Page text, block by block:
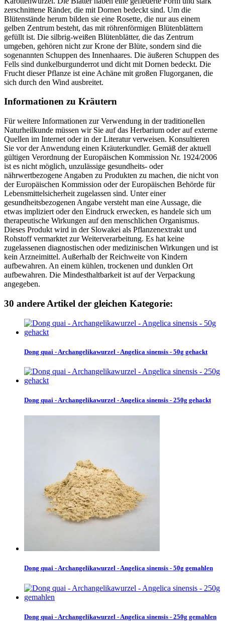
zerschnittene Ränder, die mit Dornen bedeckt sind. Um die
Blütenstände herum bilden sie eine Rosette, die nur aus einem
gelben Zentrum besteht, das mit röhrenförmigen Blütenblättern
gefüllt ist. Die silbrig-weißen Blütenblätter, die das Zentrum
umgeben, gehören nicht zur Krone der Blüte, sondern sind die
sogenannten Schuppen des Innenhaares. Die äußeren Schuppen des
Fells sind dunkelburgunderrot und dicht mit Dornen bedeckt. Die
Frucht dieser Pflanze ist eine Achäne mit großen Flugorganen, die
sich durch den Wind ausbreitet.
Informationen zu Kräutern
Für weitere Informationen zur Verwendung in der traditionellen
Naturheilkunde müssen wir Sie auf das Herbarium oder auf externe
Quellen im Internet oder in der Literatur verweisen. Konsultieren
Sie vor der Anwendung einen Kräuterkundler. Gemäß der aktuell
gültigen Verordnung der Europäischen Kommission Nr. 1924/2006
ist es nicht möglich, unzulässige gesundheits- oder
nährwertbezogene Angaben zu Produkten zu machen, die nicht von
der Europäischen Kommission oder der Europäischen Behörde für
Lebensmittelsicherheit zugelassen sind. Unter einer
gesundheitsbezogenen Angabe versteht man eine Aussage, die
etwas impliziert oder den Eindruck erwecken, es handele sich um
therapeutische Wirkungen auf den menschlichen Organismus.
Dieses Produkt wird in der Slowakei als Pflanzenextrakt und
Rohstoff vermarktet zur Weiterverarbeitung. Es hat keine
zugelassenen diagnostischen oder medizinischen Wirkungen und ist
kein Arzneimittel. Außerhalb der Reichweite von Kindern
aufbewahren. An einem kühlen, trockenen und dunklen Ort
aufbewahren. Die Mindesthaltbarkeit ist auf der Verpackung
angegeben.
30 andere Artikel der gleichen Kategorie:
Dong quai - Archangelikawurzel - Angelica sinensis - 50g gehackt
Dong quai - Archangelikawurzel - Angelica sinensis - 250g gehackt
Dong quai - Archangelikawurzel - Angelica sinensis - 50g gemahlen
Dong quai - Archangelikawurzel - Angelica sinensis - 250g gemahlen